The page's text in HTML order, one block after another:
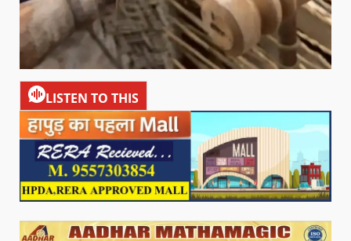
LISTEN TO THIS